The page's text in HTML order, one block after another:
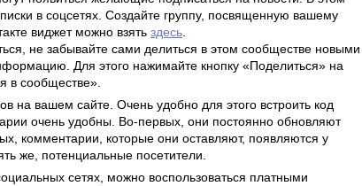
в соцсетях. Создайте группу, посвященную вашему
виджет можно взять здесь
не забывайте сами делиться в этом сообществе новыми
Для этого нажимайте кнопку «Поделиться» на
в сообществе».
на вашем сайте. Очень удобно для этого встроить код
очень удобны. Во-первых, они постоянно обновляют
комментарии, которые они оставляют, появляются у
же, потенциальные посетители.
сетях, можно воспользоваться платными